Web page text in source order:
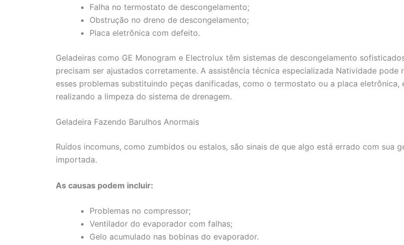
Falha no termostato de descongelamento;
Obstrução no dreno de descongelamento;
Placa eletrônica com defeito.
Geladeiras como GE Monogram e Electrolux têm sistemas de descongelamento
precisam ser ajustados corretamente. A assistência técnica especializada Natividade pode
esses problemas substituindo peças danificadas, como o termostato ou a placa eletrônica,
realizando a limpeza do sistema de drenagem.
Geladeira Fazendo Barulhos Anormais
Ruídos incomuns, como zumbidos ou estalos, são sinais de que algo está errado com sua
importada.
As causas podem incluir:
Problemas no compressor;
Ventilador do evaporador com falhas;
Gelo acumulado nas bobinas do evaporador.